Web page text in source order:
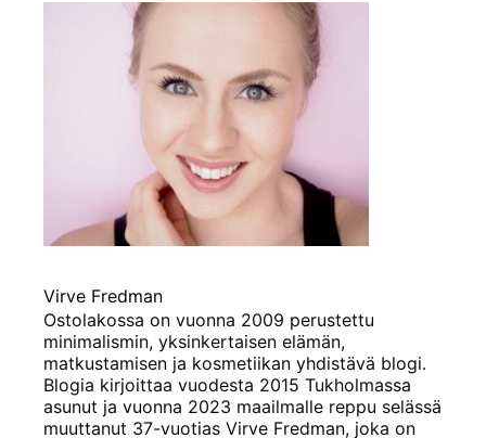
Virve Fredman
Ostolakossa on vuonna 2009 perustettu
minimalismin, yksinkertaisen elämän,
matkustamisen ja kosmetiikan yhdistävä blogi.
Blogia kirjoittaa vuodesta 2015 Tukholmassa
asunut ja vuonna 2023 maailmalle reppu selässä
muuttanut 37-vuotias Virve Fredman, joka on